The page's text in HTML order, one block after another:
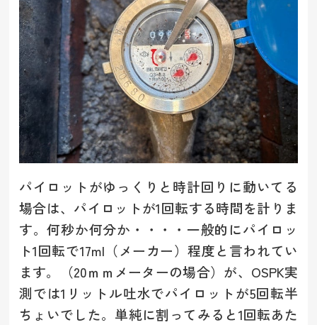
パイロットがゆっくりと時計回りに動いてる
場合は、パイロットが1回転する時間を計りま
す。何秒か何分か・・・・一般的にパイロッ
ト1回転で17ml（メーカー）程度と言われてい
ます。（20ｍｍメーターの場合）が、OSPK実
測では1リットル吐水でパイロットが5回転半
ちょいでした。単純に割ってみると1回転あた